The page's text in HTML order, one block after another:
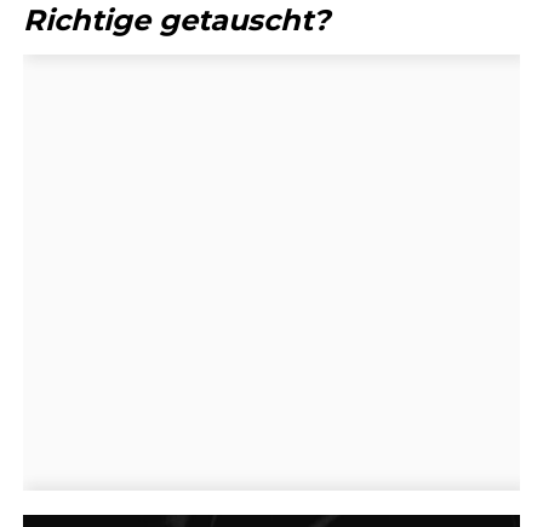
Richtige getauscht?